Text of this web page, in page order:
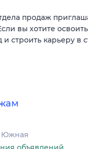
продаж
вы хотите
и строить карьеру в
Южная